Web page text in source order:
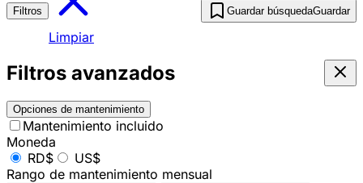
Filtros
Limpiar
Guardar búsquedaGuardar
Filtros avanzados
Opciones de mantenimiento
Mantenimiento incluido
Moneda
RD$
US$
Rango de mantenimiento mensual